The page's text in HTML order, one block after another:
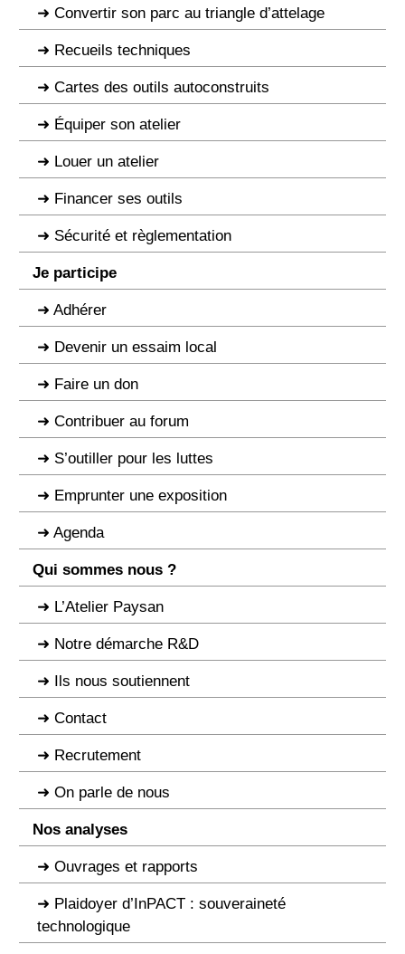
Convertir son parc au triangle d’attelage
Recueils techniques
Cartes des outils autoconstruits
Équiper son atelier
Louer un atelier
Financer ses outils
Sécurité et règlementation
Je participe
Adhérer
Devenir un essaim local
Faire un don
Contribuer au forum
S’outiller pour les luttes
Emprunter une exposition
Agenda
Qui sommes nous ?
L’Atelier Paysan
Notre démarche R&D
Ils nous soutiennent
Contact
Recrutement
On parle de nous
Nos analyses
Ouvrages et rapports
Plaidoyer d’InPACT : souveraineté
technologique